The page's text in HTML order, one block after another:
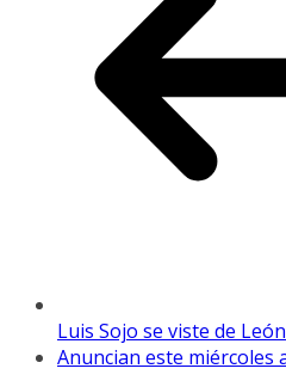
Luis Sojo se viste de
Anuncian este miércoles